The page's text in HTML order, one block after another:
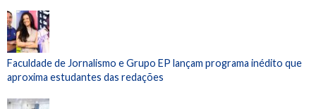
Faculdade de Jornalismo e Grupo EP lançam programa inédito que
aproxima estudantes das redações